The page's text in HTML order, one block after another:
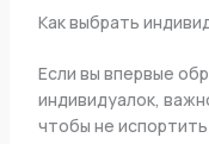
Как выбрать
Если вы впервые
индивидуалок,
чтобы не